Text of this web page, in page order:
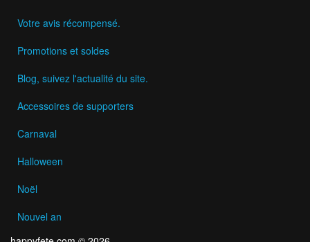
Votre avis récompensé.
Promotions et soldes
Blog, suivez l'actualité du site.
Accessoires de supporters
Carnaval
Halloween
Noël
Nouvel an